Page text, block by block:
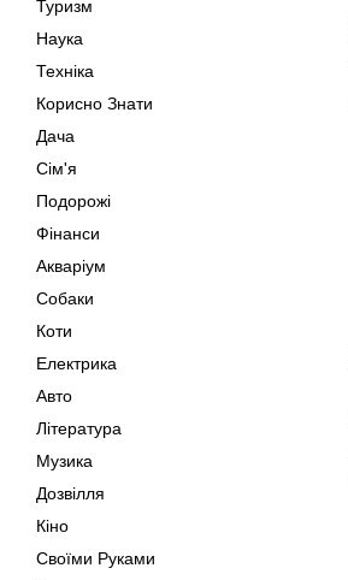
Туризм
Наука
Техніка
Корисно Знати
Дача
Сім'я
Подорожі
Фінанси
Акваріум
Собаки
Коти
Електрика
Авто
Література
Музика
Дозвілля
Кіно
Своїми Руками